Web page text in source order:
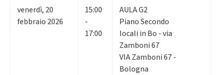
venerdì, 20
febbraio 2026
15:00
-
17:00
AULA G2
Piano Secondo
locali in Bo - via
Zamboni 67
VIA Zamboni 67 -
Bologna